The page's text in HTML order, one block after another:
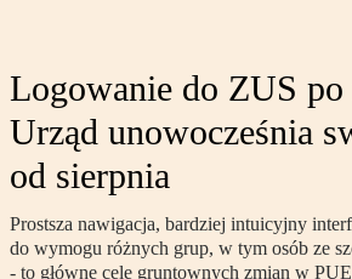
Logowanie do ZUS po
Urząd unowocześnia
od sierpnia
Prostsza nawigacja, bardziej intuicyjny
do wymogu różnych grup, w tym osób ze
- to główne cele gruntownych zmian w